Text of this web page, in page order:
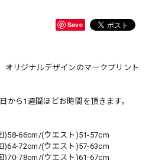
Save
オリジナルデザインのマークプリント
から1週間ほどお時間を頂きます。
)58-66cm/(ウエスト)51-57cm
)64-72cm/(ウエスト)57-63cm
)70-78cm/(ウエスト)61-67cm